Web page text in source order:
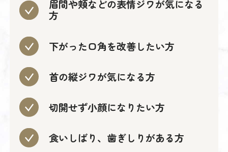
眉間や頬などの表情ジワが気になる
方
下がった口角を改善したい方
首の縦ジワが気になる方
切開せず小顔になりたい方
食いしばり、歯ぎしりがある方